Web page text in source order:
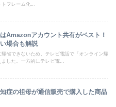
フレーム化...
Amazonアカウント共有がベスト！
場合も解説
省できないため、テレビ電話で「オンライン帰
した。一方的にテレビ電...
知症の祖母が通信販売で購入した商品